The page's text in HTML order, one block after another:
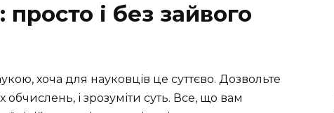
і без зайвого
хоча для науковців це суттєво. Дозвольте
і зрозуміти суть. Все, що вам